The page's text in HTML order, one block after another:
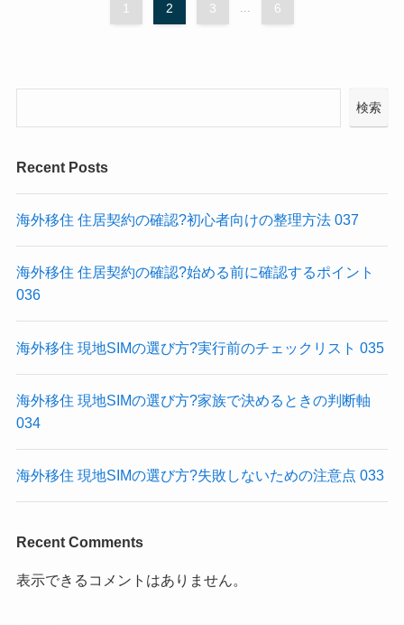
1 2 3 ... 6
検索
Recent Posts
海外移住 住居契約の確認?初心者向けの整理方法 037
海外移住 住居契約の確認?始める前に確認するポイント
036
海外移住 現地SIMの選び方?実行前のチェックリスト 035
海外移住 現地SIMの選び方?家族で決めるときの判断軸
034
海外移住 現地SIMの選び方?失敗しないための注意点 033
Recent Comments
表示できるコメントはありません。